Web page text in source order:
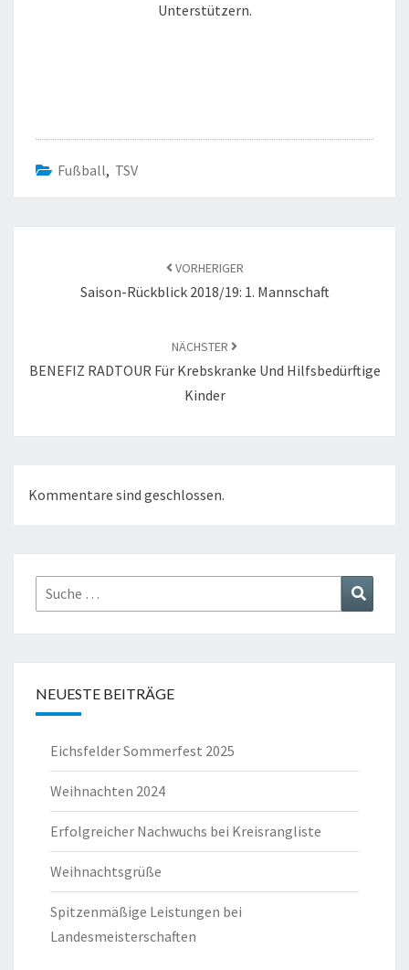
Unterstützern.
Fußball, TSV
VORHERIGER
Saison-Rückblick 2018/19: 1. Mannschaft
NÄCHSTER
BENEFIZ RADTOUR Für Krebskranke Und Hilfsbedürftige
Kinder
Kommentare sind geschlossen.
Suche
nach:
NEUESTE BEITRÄGE
Eichsfelder Sommerfest 2025
Weihnachten 2024
Erfolgreicher Nachwuchs bei Kreisrangliste
Weihnachtsgrüße
Spitzenmäßige Leistungen bei
Landesmeisterschaften